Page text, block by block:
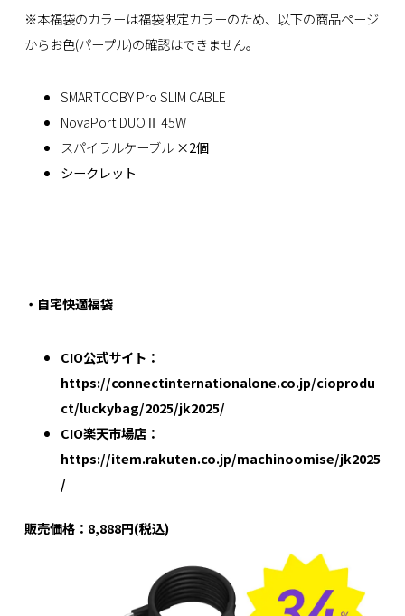
※本福袋のカラーは福袋限定カラーのため、以下の商品ページ
からお色(パープル)の確認はできません。
SMARTCOBY Pro SLIM CABLE
NovaPort DUOⅡ 45W
スパイラルケーブル×2個
シークレット
・自宅快適福袋
CIO公式サイト：
https://connectinternationalone.co.jp/cioprodu
ct/luckybag/2025/jk2025/
CIO楽天市場店：
https://item.rakuten.co.jp/machinoomise/jk2025
/
販売価格：8,888円(税込)